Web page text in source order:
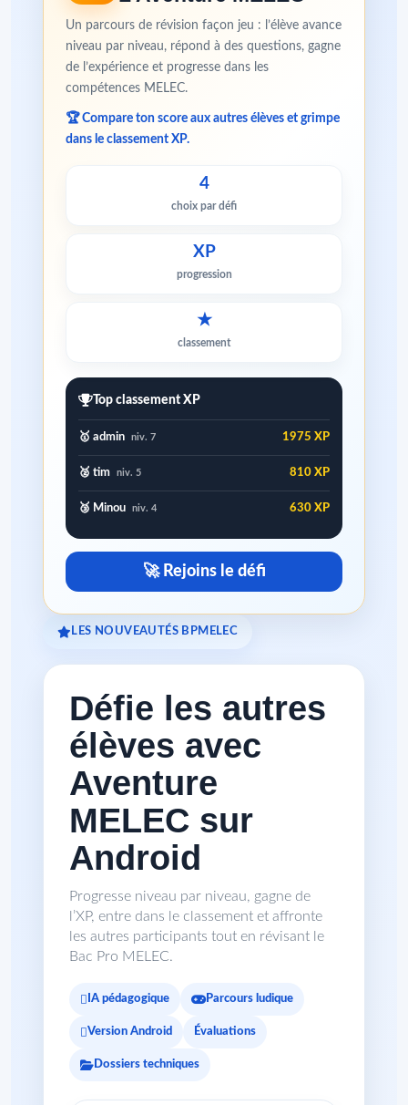
Un parcours de révision façon jeu : l’élève avance
niveau par niveau, répond à des questions, gagne
de l’expérience et progresse dans les
compétences MELEC.
🏆 Compare ton score aux autres élèves et grimpe
dans le classement XP.
4
choix par défi
XP
progression
★
classement
Top classement XP
🥇 admin niv. 7 1975 XP
🥈 tim niv. 5 810 XP
🥉 Minou niv. 4 630 XP
🚀 Rejoins le défi
LES NOUVEAUTÉS BPMELEC
Défie les autres
élèves avec
Aventure
MELEC sur
Android
Progresse niveau par niveau, gagne de
l’XP, entre dans le classement et affronte
les autres participants tout en révisant le
Bac Pro MELEC.
IA pédagogique Parcours ludique
Version Android Évaluations
Dossiers techniques